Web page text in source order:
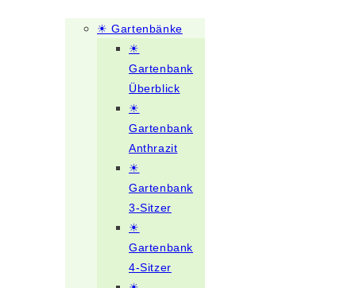
☀ Gartenbänke
☀
Gartenbank
Überblick
☀
Gartenbank
Anthrazit
☀
Gartenbank
3-Sitzer
☀
Gartenbank
4-Sitzer